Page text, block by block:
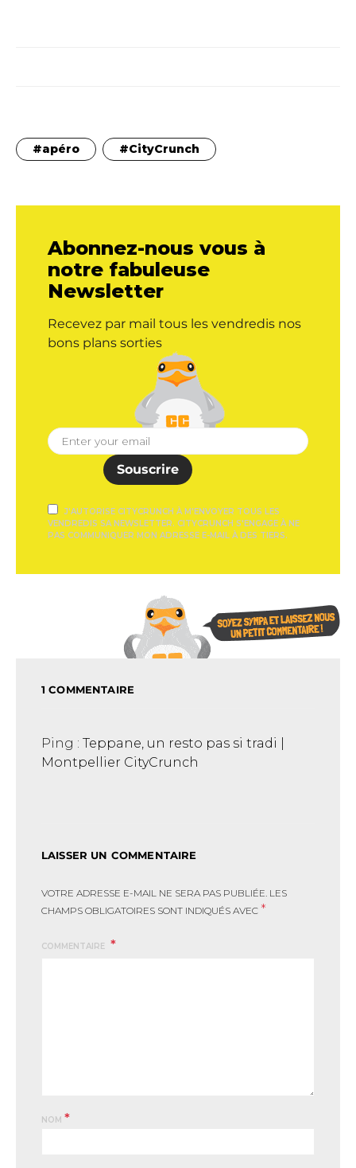
apéro CityCrunch
Abonnez-nous vous à
notre fabuleuse
Newsletter
Recevez par mail tous les vendredis nos
bons plans sorties
Souscrire
J'AUTORISE CITYCRUNCH À M'ENVOYER TOUS LES
VENDREDIS SA NEWSLETTER. CITYCRUNCH S'ENGAGE À NE
PAS COMMUNIQUER MON ADRESSE E-MAIL À DES TIERS.
1 COMMENTAIRE
Ping : Teppane, un resto pas si tradi |
Montpellier CityCrunch
LAISSER UN COMMENTAIRE
VOTRE ADRESSE E-MAIL NE SERA PAS PUBLIÉE. LES
CHAMPS OBLIGATOIRES SONT INDIQUÉS AVEC *
COMMENTAIRE
NOM *